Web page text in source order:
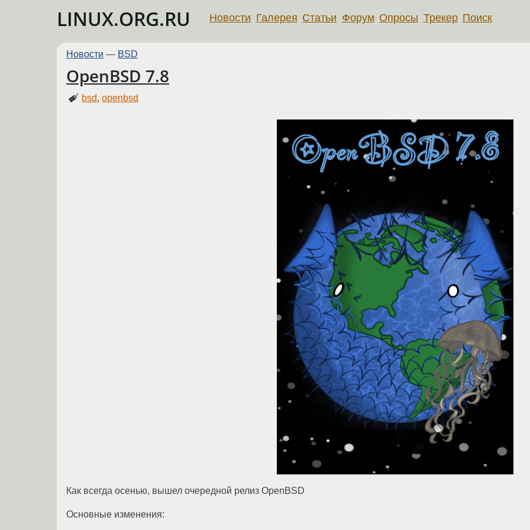
LINUX.ORG.RU Новости Галерея Статьи Форум Опросы Трекер Поиск
Новости — BSD
OpenBSD 7.8
bsd,openbsd
Как всегда осенью, вышел очередной релиз OpenBSD
Основные изменения: